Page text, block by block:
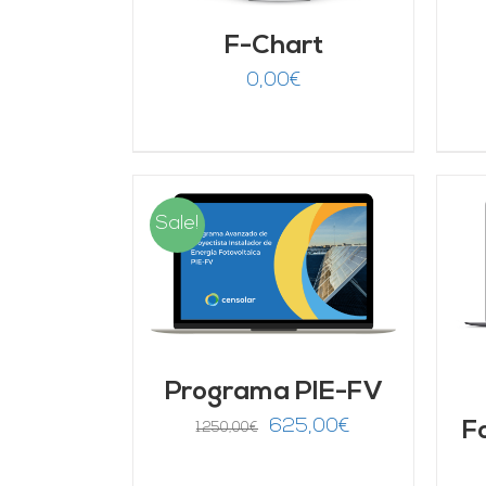
F-Chart
0,00€
Sale!
Programa PIE-FV
1.250,00€
El
625,00€
AÑADIR AL CARRITO
DETALLES